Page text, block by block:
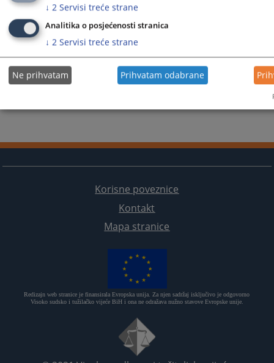
Korisne poveznice
Kontakt
Mapa stranice
Redizajn web stranice je finansirala Evropska unija. Za njen sadržaj isključivo je odgovorno
Visoko sudsko i tužilačko vijeće BiH i ona ne odražava nužno stavove Evropske unije.
↓ 2 Servisi treće strane
Analitika o posjećenosti stranica
↓ 2 Servisi treće strane
Ne prihvatam Prihvatam odabrane